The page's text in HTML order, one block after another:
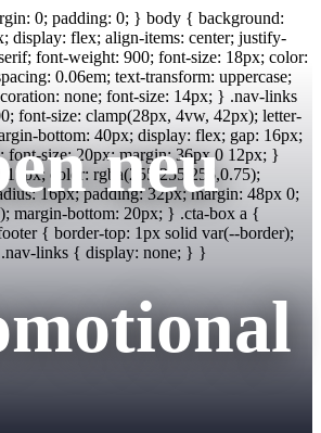
0; padding: 0; } body { background:
display: flex; align-items: center; justify-
font-weight: 900; font-size: 18px; color:
0.06em; text-transform: uppercase;
none; font-size: 14px; } .nav-links
font-size: clamp(28px, 4vw, 42px); letter-
bottom: 40px; display: flex; gap: 16px;
size: 20px; margin: 36px 0 12px; }
color: rgba(255,255,255,0.75);
16px; padding: 32px; margin: 48px 0;
margin-bottom: 20px; } .cta-box a {
{ border-top: 1px solid var(--border);
links { display: none; } }
neu